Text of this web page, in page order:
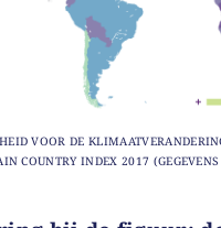
VOOR DE
COUNTRY INDEX 2017